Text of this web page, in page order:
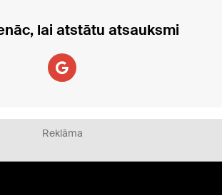
lai atstātu atsauksmi
Reklāma